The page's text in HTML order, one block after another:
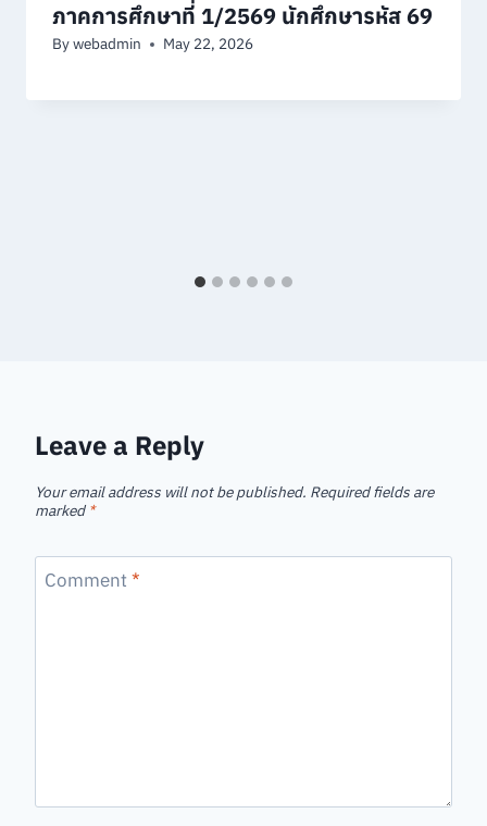
ภาคการศึกษาที่ 1/2569 นักศึกษารหัส 69
Bywebadmin May 22, 2026
Leave a Reply
Your email address will not be published. Required fields are
marked *
Comment*